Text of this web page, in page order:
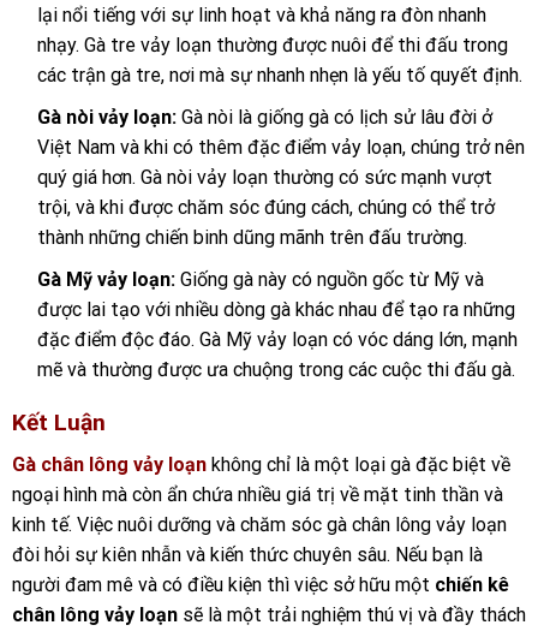
lại nổi tiếng với sự linh hoạt và khả năng ra đòn nhanh
nhạy. Gà tre vảy loạn thường được nuôi để thi đấu trong
các trận gà tre, nơi mà sự nhanh nhẹn là yếu tố quyết định.
Gà nòi vảy loạn:Gà nòi là giống gà có lịch sử lâu đời ở
Việt Nam và khi có thêm đặc điểm vảy loạn, chúng trở nên
quý giá hơn. Gà nòi vảy loạn thường có sức mạnh vượt
trội, và khi được chăm sóc đúng cách, chúng có thể trở
thành những chiến binh dũng mãnh trên đấu trường.
Gà Mỹ vảy loạn:Giống gà này có nguồn gốc từ Mỹ và
được lai tạo với nhiều dòng gà khác nhau để tạo ra những
đặc điểm độc đáo. Gà Mỹ vảy loạn có vóc dáng lớn, mạnh
mẽ và thường được ưa chuộng trong các cuộc thi đấu gà.
Kết Luận
Gà chân lông vảy loạn không chỉ là một loại gà đặc biệt về
ngoại hình mà còn ẩn chứa nhiều giá trị về mặt tinh thần và
kinh tế. Việc nuôi dưỡng và chăm sóc gà chân lông vảy loạn
đòi hỏi sự kiên nhẫn và kiến thức chuyên sâu. Nếu bạn là
người đam mê và có điều kiện thì việc sở hữu một chiến kê
chân lông vảy loạn sẽ là một trải nghiệm thú vị và đầy thách